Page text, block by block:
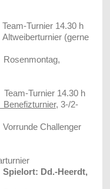
Turnier 14.30 h
(gerne
14.30 h
Benefizturnier, 3-/2-
Challenger
Spielort: Dd.-Heerdt,